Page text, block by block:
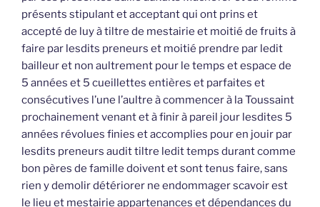
présents stipulant et acceptant qui ont prins et
accepté de luy à tiltre de mestairie et moitié de fruits à
faire par lesdits preneurs et moitié prendre par ledit
bailleur et non aultrement pour le temps et espace de
5 années et 5 cueillettes entières et parfaites et
consécutives l’une l’aultre à commencer à la Toussaint
prochainement venant et à finir à pareil jour lesdites 5
années révolues finies et accomplies pour en jouir par
lesdits preneurs audit tiltre ledit temps durant comme
bon pères de famille doivent et sont tenus faire, sans
rien y demolir détériorer ne endommager scavoir est
le lieu et mestairie appartenances et dépendances du